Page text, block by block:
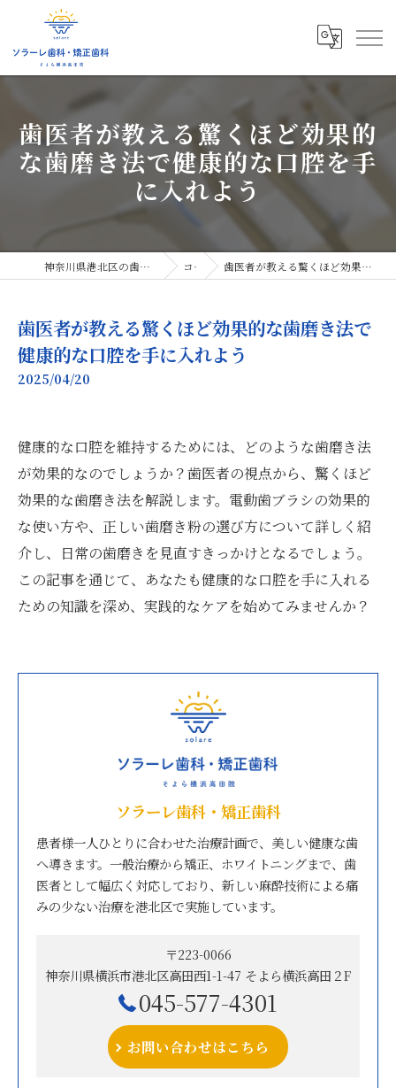
歯医者が教える驚くほど効果的
な歯磨き法で健康的な口腔を手
に入れよう
神奈川県港北区の歯医者ならソラーレ歯科・矯正歯科 コラム 歯医者が教える驚くほど効果的な歯磨き法で健康的な口腔を手に入れよう
歯医者が教える驚くほど効果的な歯磨き法で
健康的な口腔を手に入れよう
2025/04/20
健康的な口腔を維持するためには、どのような歯磨き法
が効果的なのでしょうか？歯医者の視点から、驚くほど
効果的な歯磨き法を解説します。電動歯ブラシの効果的
な使い方や、正しい歯磨き粉の選び方について詳しく紹
介し、日常の歯磨きを見直すきっかけとなるでしょう。
この記事を通じて、あなたも健康的な口腔を手に入れる
ための知識を深め、実践的なケアを始めてみませんか？
ソラーレ歯科・矯正歯科
患者様一人ひとりに合わせた治療計画で、美しい健康な歯
へ導きます。一般治療から矯正、ホワイトニングまで、歯
医者として幅広く対応しており、新しい麻酔技術による痛
みの少ない治療を港北区で実施しています。
〒223-0066
神奈川県横浜市港北区高田西1-1-47 そよら横浜高田２F
045-577-4301
お問い合わせはこちら